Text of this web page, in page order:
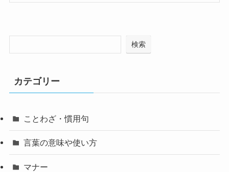
検索
カテゴリー
ことわざ・慣用句
言葉の意味や使い方
マナー